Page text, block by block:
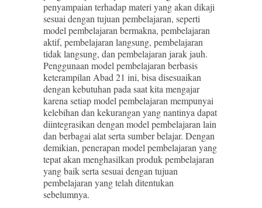
penyampaian terhadap materi yang akan dikaji
sesuai dengan tujuan pembelajaran, seperti
model pembelajaran bermakna, pembelajaran
aktif, pembelajaran langsung, pembelajaran
tidak langsung, dan pembelajaran jarak jauh.
Penggunaan model pembelajaran berbasis
keterampilan Abad 21 ini, bisa disesuaikan
dengan kebutuhan pada saat kita mengajar
karena setiap model pembelajaran mempunyai
kelebihan dan kekurangan yang nantinya dapat
diintegrasikan dengan model pembelajaran lain
dan berbagai alat serta sumber belajar. Dengan
demikian, penerapan model pembelajaran yang
tepat akan menghasilkan produk pembelajaran
yang baik serta sesuai dengan tujuan
pembelajaran yang telah ditentukan
sebelumnya.